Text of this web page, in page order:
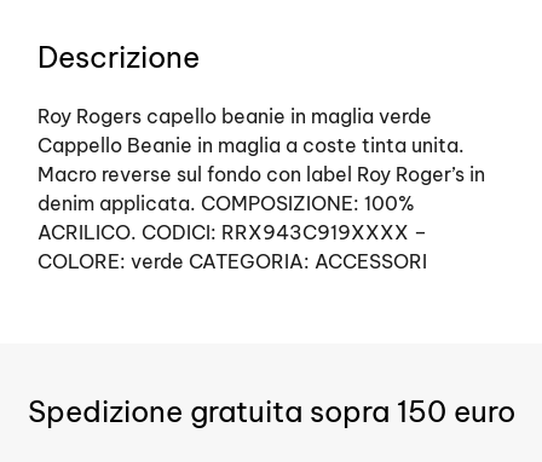
Descrizione
Roy Rogers capello beanie in maglia verde
Cappello Beanie in maglia a coste tinta unita.
Macro reverse sul fondo con label Roy Roger’s in
denim applicata. COMPOSIZIONE: 100%
ACRILICO. CODICI: RRX943C919XXXX –
COLORE: verde CATEGORIA: ACCESSORI
Spedizione gratuita sopra 150 euro